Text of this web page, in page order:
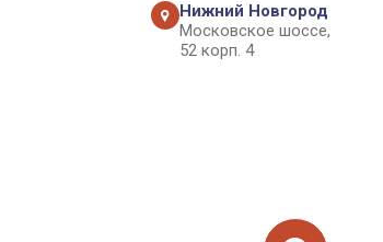
Нижний Новгород
Московское шоссе,
52 корп. 4